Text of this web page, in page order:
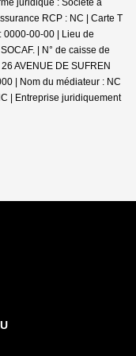
juridique : Société à
RCP : NC | Carte T
0000-00-00 | Lieu de
| N° de caisse de
AVENUE DE SUFREN
| Nom du médiateur : NC
| Entreprise juridiquement